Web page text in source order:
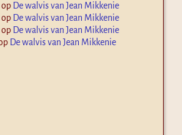
op De walvis van Jean Mikkenie
op De walvis van Jean Mikkenie
op De walvis van Jean Mikkenie
De walvis van Jean Mikkenie